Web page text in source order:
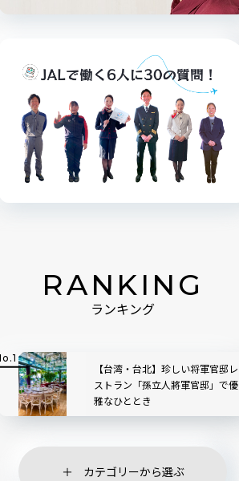
RANKING
ランキング
【台湾・台北】珍しい将軍官邸レ
ストラン「孫立人將軍官邸」で優
雅なひととき
カテゴリーから選ぶ